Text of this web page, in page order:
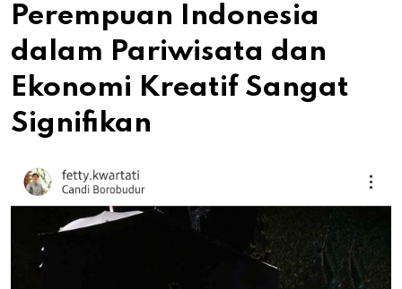
Perempuan Indonesia
dalam Pariwisata dan
Ekonomi Kreatif Sangat
Signifikan